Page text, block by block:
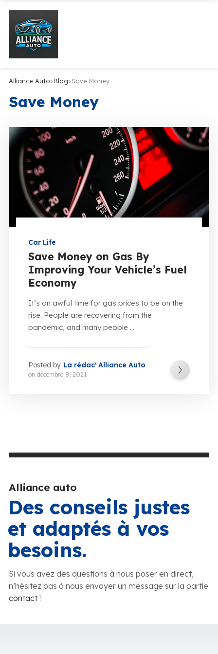
Alliance Auto>Blog>Save Money
Save Money
Car Life
Save Money on Gas By
Improving Your Vehicle’s Fuel
Economy
It’s an awful time for gas prices to be on the
rise. People are recovering from the
pandemic, and many people ...
Posted by La rédac' Alliance Auto
on décembre 8, 2021
Alliance auto
Des conseils justes
et adaptés à vos
besoins.
Si vous avez des questions à nous poser en direct,
n’hésitez pas à nous envoyer un message sur la partie
contact!